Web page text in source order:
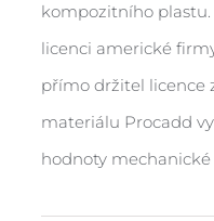
ACT
kompozitního
licenci americké
přímo držitel licence
materiálu Procadd
hodnoty